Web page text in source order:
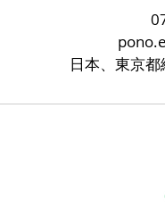
日本、東京